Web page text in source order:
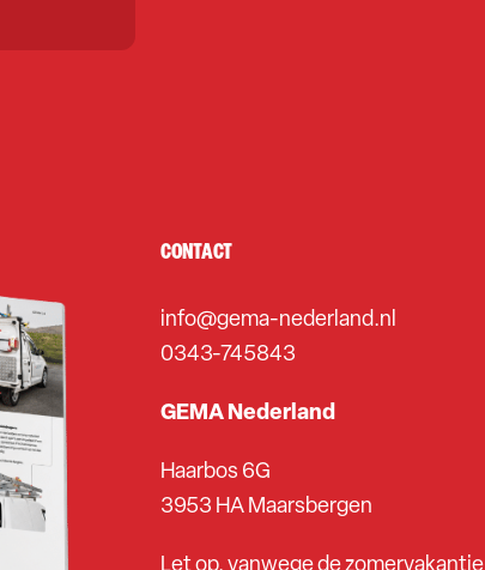
CONTACT
info@gema-nederland.nl
0343-745843
GEMA Nederland
Haarbos 6G
3953 HA Maarsbergen